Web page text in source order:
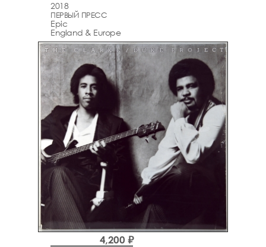
2018
ПЕРВЫЙ ПРЕСС
Epic
England & Europe
4,200 ₽